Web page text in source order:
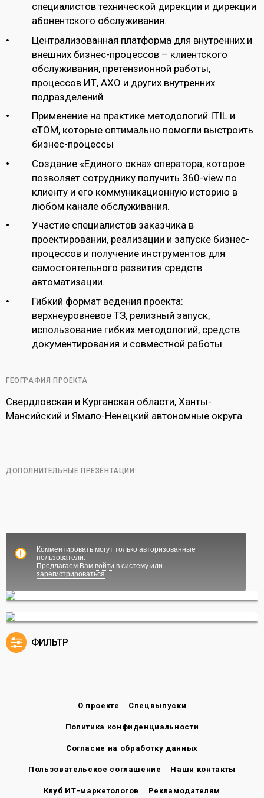
специалистов технической дирекции и дирекции
абонентского обслуживания.
Централизованная платформа для внутренних и
внешних бизнес-процессов – клиентского
обслуживания, претензионной работы,
процессов ИТ, АХО и других внутренних
подразделений.
Применение на практике методологий ITIL и
eTOM, которые оптимально помогли выстроить
бизнес-процессы
Создание «Единого окна» оператора, которое
позволяет сотруднику получить 360-view по
клиенту и его коммуникационную историю в
любом канале обслуживания.
Участие специалистов заказчика в
проектировании, реализации и запуске бизнес-
процессов и получение инструментов для
самостоятельного развития средств
автоматизации.
Гибкий формат ведения проекта:
верхнеуровневое ТЗ, релизный запуск,
использование гибких методологий, средств
документирования и совместной работы.
ГЕОГРАФИЯ ПРОЕКТА
Свердловская и Курганская области, Ханты-
Мансийский и Ямало-Ненецкий автономные округа
ДОПОЛНИТЕЛЬНЫЕ ПРЕЗЕНТАЦИИ:
Комментировать могут только авторизованные
пользователи.
Предлагаем Вам войти в систему или
зарегистрироваться
ФИЛЬТР
О проекте Спецвыпуски
Политика конфиденциальности
Согласие на обработку данных
Пользовательское соглашение Наши контакты
Клуб ИТ-маркетологов Рекламодателям